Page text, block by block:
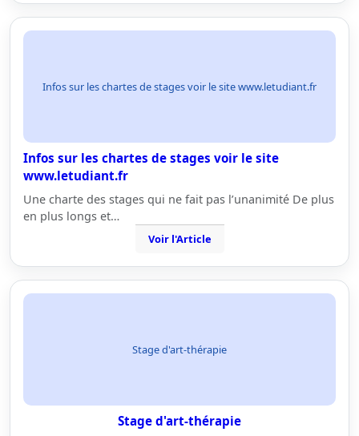
Infos sur les chartes de stages voir le site www.letudiant.fr
Infos sur les chartes de stages voir le site
www.letudiant.fr
Une charte des stages qui ne fait pas l’unanimité De plus
en plus longs et…
Voir l'Article
Stage d'art-thérapie
Stage d'art-thérapie